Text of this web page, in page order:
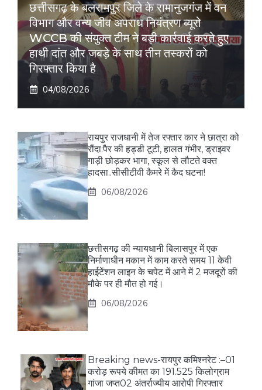
छत्तीसगढ़ के बलरामपुर जिले के रामानुजगंज में वन
विभाग और वन्य जीव अपराध नियंत्रण ब्यूरो
WCCB की संयुक्त टीम ने बड़ी कार्रवाई करते हुए
हाथी दांत और जबड़े के साथ तीन तस्करों को
गिरफ्तार किया है
04/08/2026
रायपुर राजधानी में तेज रफ्तार कार ने छात्रा को
रौंदा:पैर की हड्डी टूटी, हालत गंभीर, ड्राइवर
गाड़ी छोड़कर भागा, स्कूल से लौटते वक्त
हादसा..सीसीटीवी कैमरे में कैद घटना!
06/08/2026
छत्तीसगढ़ की न्यायधानी बिलासपुर में एक
निर्माणाधीन मकान में काम करते समय 11 केवी
हाईटेंशन लाइन के चपेट में आने में 2 मजदूरों की
मौके पर ही मौत हो गई।
06/08/2026
Breaking news-रायपुर कमिश्नरेट :–01
करोड़ रूपये कीमत का 191.525 किलोग्राम
गांजा जप्त02 अंतर्राज्यीय आरोपी गिरफ्तार